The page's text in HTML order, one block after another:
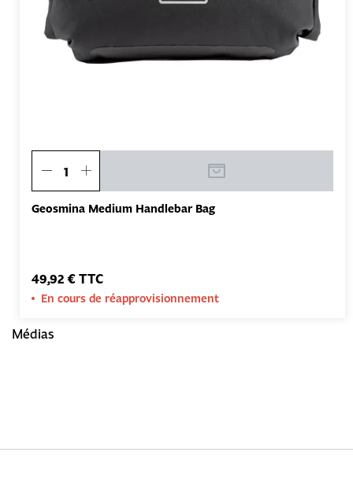
Geosmina Medium Handlebar Bag
49,92 € TTC
En cours de réapprovisionnement
Médias